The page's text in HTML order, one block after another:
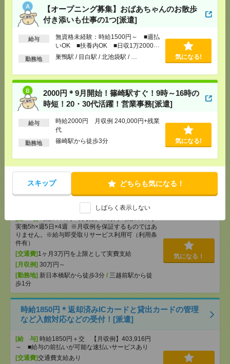
【オープニング募集】おばあちゃんのお散歩
付き添いも仕事の1つ[派遣]
給与
無資格未経験：時給1500円～ ■週払
いOK ■扶養内OK ■日収1万2000円
以上
勤務地 巣鴨駅 / 目白駅 / 北池袋駅 / … 気になる!
2000円＊9月開始！篠崎駅すぐ！9時～16時の
時短！20・30代活躍！営業事務[派遣]
給与
時給2000円 月収例 240,000円+残業
代
勤務地 篠崎駅から徒歩3分 気になる!
スキップ どちらも気になる！
しばらく表示しない
2000円＊9月開始！篠崎駅すぐ！9時～16時の時短！
20・30代活躍！営業事務[派遣]
[給 与]
時給2000円 月収例 240,000円+残業代
全額支給
[月収例]20～25万円
気になる！
【期間限定】12月～3月/青色申告会でのお仕事！
2000円＠板橋区[派遣]
[給 与]時給2000円 月収例 280,000円
全額支給
[月収例]25～30万円
気になる！
【在宅勤務OK】時給3000円！10～16時＊残業ほぼな
し▼新日本橋で一般事務[派遣]
実働5h×週5日×4週 ※月収例を保証するものではあ
りません。※給与即受取りサービス利用可（利用条
件有）
[交通費]1ヶ月3万円を上限として実費支給
[月収例] 30万円～
[勤務地] 新日本橋駅から徒歩3分 / 三越前駅から徒
歩1分
気になる！
時給1850円＊返却済みICカードと貸出カードの管理
など入館対応などの受付！[派遣]
[給 与] 時給1850円＋交 【月収例】403,916円
～ ■給与の前払いが可能な速払いサービスあり
[交通費]交通費支給あり